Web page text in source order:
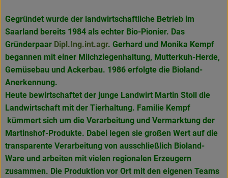
Gegründet wurde der landwirtschaftliche Betrieb im
Saarland bereits 1984 als echter Bio-Pionier. Das
Gründerpaar Dipl.Ing.int.agr. Gerhard und Monika Kempf
begannen mit einer Milchziegenhaltung, Mutterkuh-Herde,
Gemüsebau und Ackerbau. 1986 erfolgte die Bioland-
Anerkennung.
Heute bewirtschaftet der junge Landwirt Martin Stoll die
Landwirtschaft mit der Tierhaltung. Familie Kempf
kümmert sich um die Verarbeitung und Vermarktung der
Martinshof-Produkte. Dabei legen sie großen Wert auf die
transparente Verarbeitung von ausschließlich Bioland-
Ware und arbeiten mit vielen regionalen Erzeugern
zusammen. Die Produktion vor Ort mit den eigenen Teams